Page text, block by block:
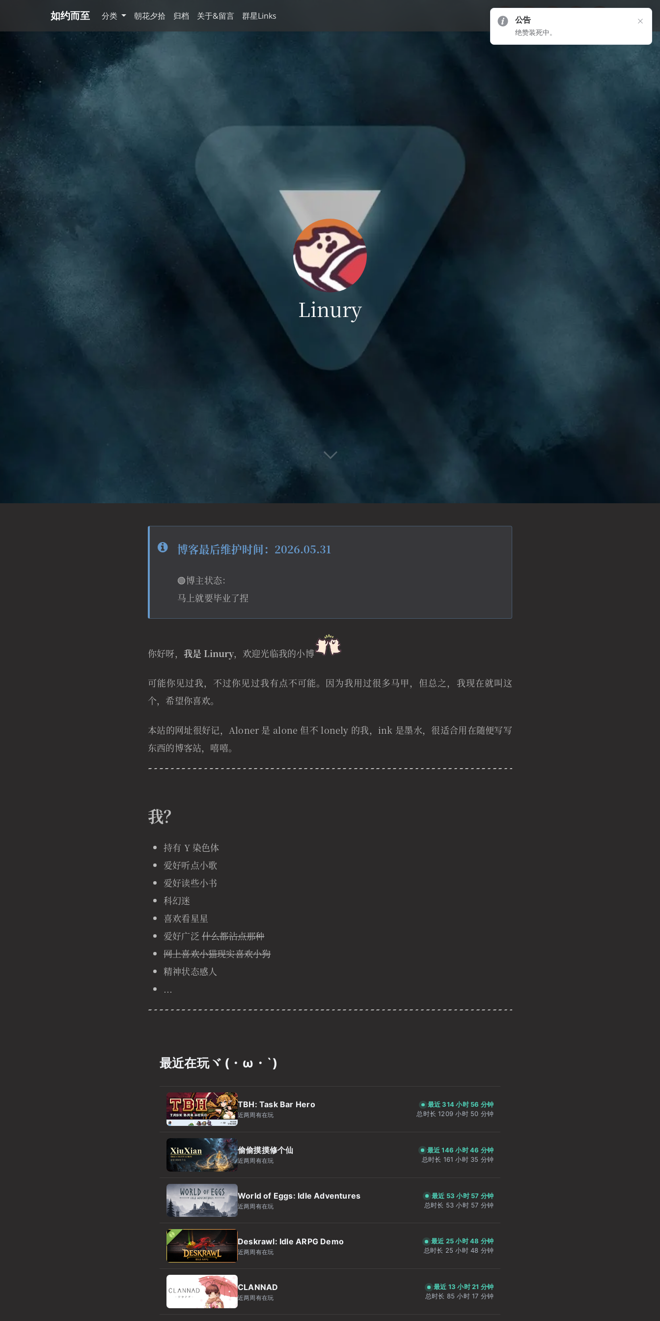
如约而至 分类 朝花夕拾 归档 关于&留言 群星Links
Linury
博客最后维护时间：2026.05.31
🟢博主状态：
马上就要毕业了捏
你好呀， 我是 Linury，欢迎光临我的小博
可能你见过我，不过你见过我有点不可能。因为我用过很多马甲，但总之，我现在就叫这
个，希望你喜欢。
本站的网址很好记，Aloner 是 alone 但不 lonely 的我，ink 是墨水，很适合用在随便写写
东西的博客站，嘻嘻。
我？
持有 Y 染色体
爱好听点小歌
爱好读些小书
科幻迷
喜欢看星星
爱好广泛什么都沾点那种
网上喜欢小猫现实喜欢小狗
精神状态感人
...
最近在玩ヾ (・ω・`)
TBH: Task Bar Hero
近两周有在玩
最近 314 小时 56 分钟
总时长 1209 小时 50 分钟
偷偷摸摸修个仙
近两周有在玩
最近 146 小时 46 分钟
总时长 161 小时 35 分钟
World of Eggs: Idle Adventures
近两周有在玩
最近 53 小时 57 分钟
总时长 53 小时 57 分钟
Deskrawl: Idle ARPG Demo
近两周有在玩
最近 25 小时 48 分钟
总时长 25 小时 48 分钟
CLANNAD
近两周有在玩
最近 13 小时 21 分钟
总时长 85 小时 17 分钟
公告
绝赞装死中。